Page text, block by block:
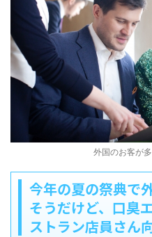
外国のお客が
今年の夏の祭典で
そうだけど、口臭
ストラン店員さん